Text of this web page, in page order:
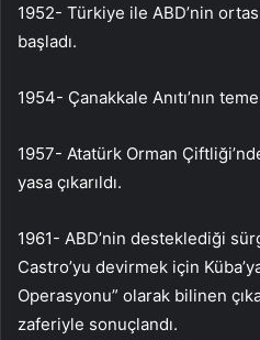
1952- Türkiye ile ABD’nin
başladı.
1954- Çanakkale Anıtı’nın
1957- Atatürk Orman
yasa çıkarıldı.
1961- ABD’nin desteklediği
Castro’yu devirmek için
Operasyonu” olarak bilinen
zaferiyle sonuçlandı.